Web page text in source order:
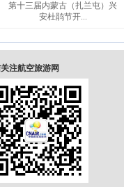
第十三届内蒙古（扎兰屯）兴
安杜鹃节开...
注航空旅游网